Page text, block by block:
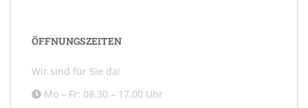
ÖFFNUNGSZEITEN
Wir sind für Sie da!
Mo – Fr: 08.30 – 17.00 Uhr